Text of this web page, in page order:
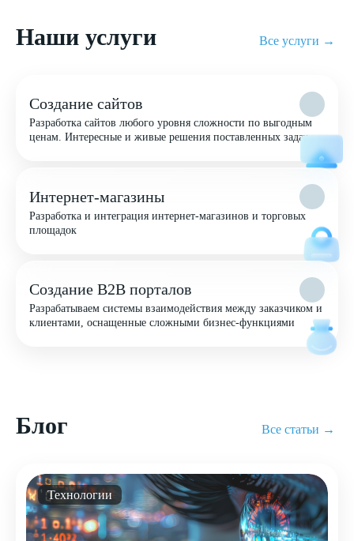
Наши услуги Все услуги →
Создание сайтов
Разработка сайтов любого уровня сложности по выгодным
ценам. Интересные и живые решения поставленных задач
Интернет-магазины
Разработка и интеграция интернет-магазинов и торговых
площадок
Создание B2B порталов
Разрабатываем системы взаимодействия между заказчиком и
клиентами, оснащенные сложными бизнес-функциями
Блог Все статьи →
Технологии